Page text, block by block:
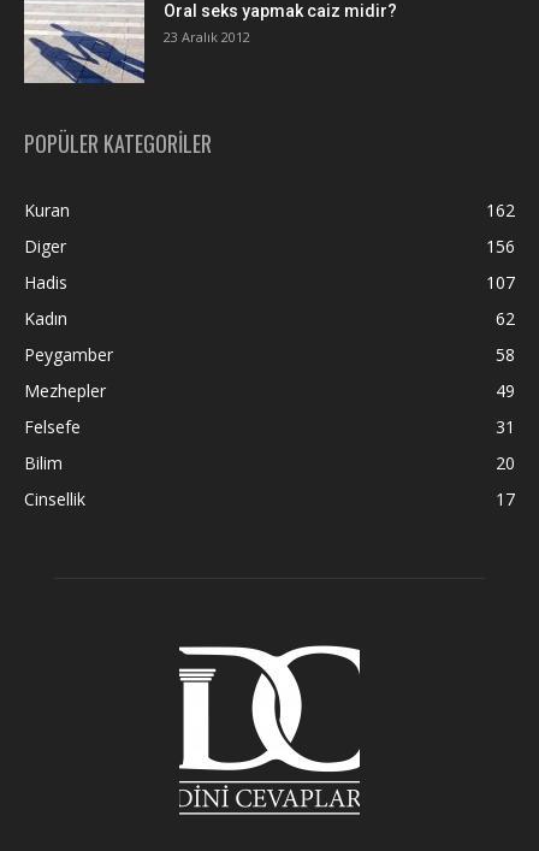
Oral seks yapmak caiz midir?
23 Aralık 2012
POPÜLER KATEGORİLER
Kuran
162
Diger
156
Hadis
107
Kadın
62
Peygamber
58
Mezhepler
49
Felsefe
31
Bilim
20
Cinsellik
17